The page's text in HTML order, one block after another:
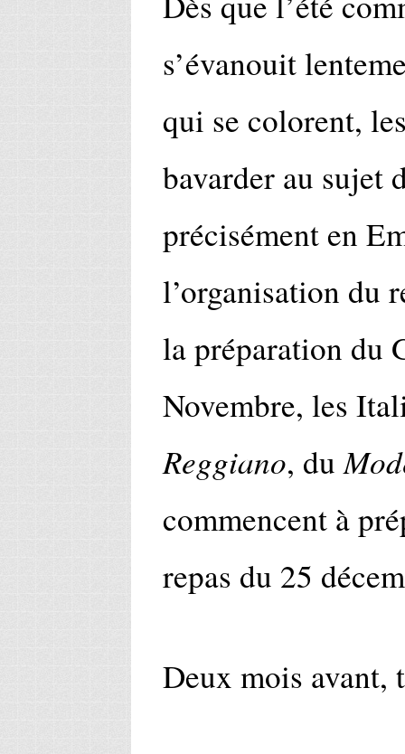
s’évanouit
qui se colorent,
bavarder au sujet
précisément en
l’organisation du
la préparation du
Novembre, les
Reggiano, du
commencent à
repas du 25
Deux mois avant,